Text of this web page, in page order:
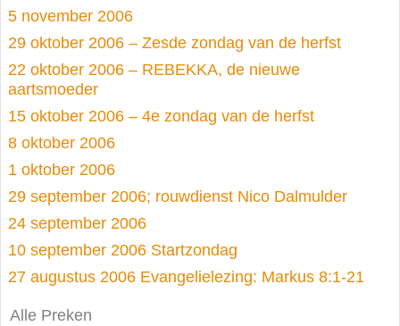
5 november 2006
29 oktober 2006 – Zesde zondag van de herfst
22 oktober 2006 – REBEKKA, de nieuwe
aartsmoeder
15 oktober 2006 – 4e zondag van de herfst
8 oktober 2006
1 oktober 2006
29 september 2006; rouwdienst Nico Dalmulder
24 september 2006
10 september 2006 Startzondag
27 augustus 2006 Evangelielezing: Markus 8:1-21
Alle Preken